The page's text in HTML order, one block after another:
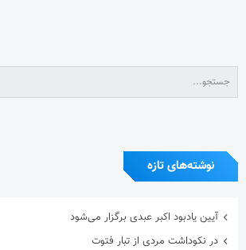
نوشته‌های تازه
آیین یادبود اکبر عبدی برگزار می‌شود
در نکوداشت مردی از تبار فتوت